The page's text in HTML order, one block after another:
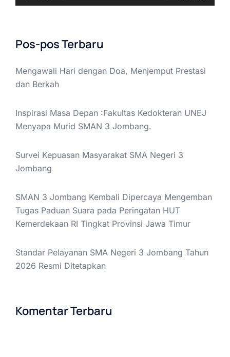
Pos-pos Terbaru
Mengawali Hari dengan Doa, Menjemput Prestasi
dan Berkah
Inspirasi Masa Depan :Fakultas Kedokteran UNEJ
Menyapa Murid SMAN 3 Jombang.
Survei Kepuasan Masyarakat SMA Negeri 3
Jombang
SMAN 3 Jombang Kembali Dipercaya Mengemban
Tugas Paduan Suara pada Peringatan HUT
Kemerdekaan RI Tingkat Provinsi Jawa Timur
Standar Pelayanan SMA Negeri 3 Jombang Tahun
2026 Resmi Ditetapkan
Komentar Terbaru